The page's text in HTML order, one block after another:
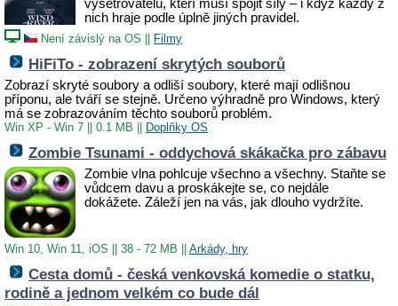
vyšetřovatelů, kteří musí spojit síly – i když každý z
nich hraje podle úplně jiných pravidel.
Není závislý na OS Filmy
HiFiTo - zobrazení skrytých souborů
Zobrazí skryté soubory a odliší soubory, které mají odlišnou
příponu, ale tváří se stejně. Určeno výhradně pro Windows, který
má se zobrazováním těchto souborů problém.
Win XP - Win 7 0.1 MB Doplňky OS
Zombie Tsunami - oddychová skákačka pro zábavu
Zombie vlna pohlcuje všechno a všechny. Staňte se
vůdcem davu a proskákejte se, co nejdále
dokážete. Záleží jen na vás, jak dlouho vydržíte.
Win 10, Win 11, iOS 38 - 72 MB Arkády, hry
Cesta domů - česká venkovská komedie o statku,
rodině a jednom velkém co bude dál